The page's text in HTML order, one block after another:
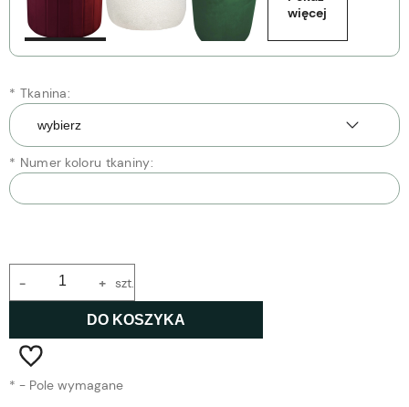
więcej
* Tkanina:
* Numer koloru tkaniny:
+
- szt.
DO KOSZYKA
* - Pole wymagane